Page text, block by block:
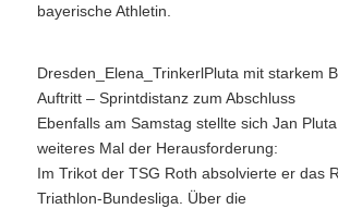
bayerische Athletin.
Dresden_Elena_TrinkerlPluta mit starkem
Auftritt – Sprintdistanz zum Abschluss
Ebenfalls am Samstag stellte sich Jan
weiteres Mal der Herausforderung:
Im Trikot der TSG Roth absolvierte er das
Triathlon-Bundesliga. Über die